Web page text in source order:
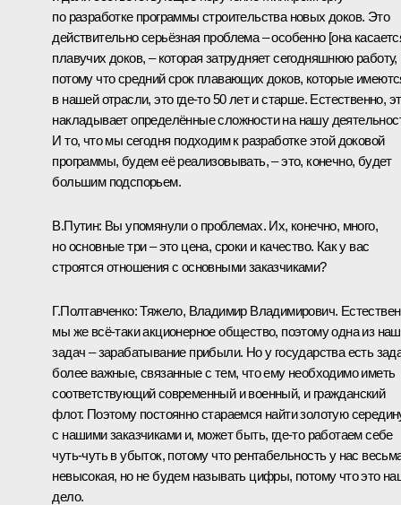
по разработке программы строительства новых доков. Это
действительно серьёзная проблема – особенно [она
плавучих доков, – которая затрудняет сегодняшнюю работу,
потому что средний срок плавающих доков, которые
в нашей отрасли, это где-то 50 лет и старше. Естественно,
накладывает определённые сложности на нашу
И то, что мы сегодня подходим к разработке этой доковой
программы, будем её реализовывать, – это, конечно, будет
большим подспорьем.
В.Путин: Вы упомянули о проблемах. Их, конечно, много,
но основные три – это цена, сроки и качество. Как у вас
строятся отношения с основными заказчиками?
Г.Полтавченко: Тяжело, Владимир Владимирович.
мы же всё-таки акционерное общество, поэтому одна из
задач – зарабатывание прибыли. Но у государства есть
более важные, связанные с тем, что ему необходимо иметь
соответствующий современный и военный, и гражданский
флот. Поэтому постоянно стараемся найти золотую
с нашими заказчиками и, может быть, где-то работаем себе
чуть-чуть в убыток, потому что рентабельность у нас
невысокая, но не будем называть цифры, потому что это
дело.